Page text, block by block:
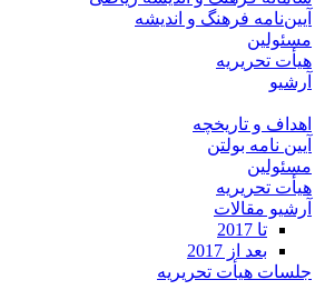
آیین‌نامه فرهنگ و اندیشه
مسئولین
هیأت تحریریه
آرشیو
اهداف و تاریخچه
آیین نامه بولتن
مسئولین
هیأت تحریریه
آرشیو مقالات
تا 2017
بعد از 2017
جلسات هیأت تحریریه